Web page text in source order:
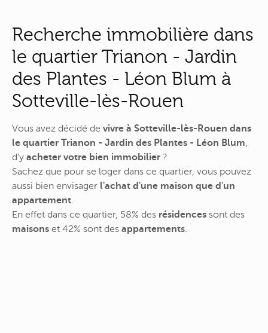
Recherche immobilière dans
le quartier Trianon - Jardin
des Plantes - Léon Blum à
Sotteville-lès-Rouen
Vous avez décidé de vivre à Sotteville-lès-Rouen dans
le quartier Trianon - Jardin des Plantes - Léon Blum,
d'y acheter votre bien immobilier ?
Sachez que pour se loger dans ce quartier, vous pouvez
aussi bien envisager l'achat d'une maison que d'un
appartement.
En effet dans ce quartier, 58% des résidences sont des
maisons et 42% sont des appartements.